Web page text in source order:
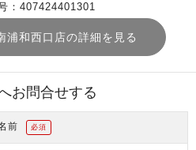
：407424401301
浦和西口店の詳細を見る
お問合せする
前 必須